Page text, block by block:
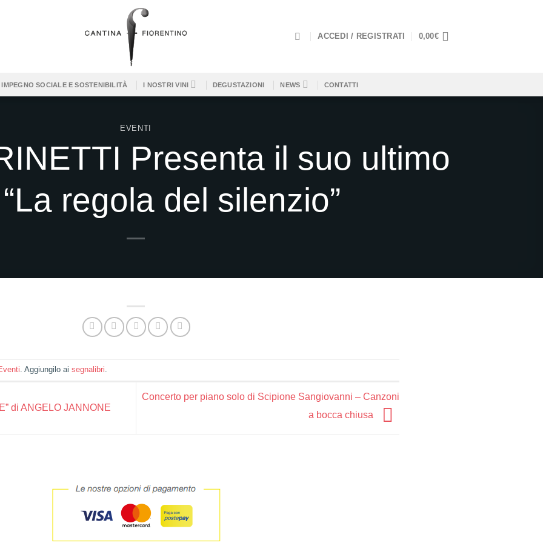
ACCEDI / REGISTRATI 0,00€
IMPEGNO SOCIALE E SOSTENIBILITÀ I NOSTRI VINI DEGUSTAZIONI NEWS CONTATTI
EVENTI
Presenta il suo ultimo
regola del silenzio”
. Aggiungilo ai segnalibri.
di ANGELO JANNONE
Concerto per piano solo di Scipione Sangiovanni – Canzoni
a bocca chiusa